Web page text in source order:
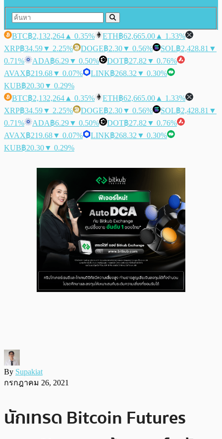
BTC฿2,132,264 ▲ 0.35% ETH฿62,665.00 ▲ 1.33%
XRP฿34.59▼ 2.25% DOGE฿2.30▼ 0.56% SOL฿2,428.81 ▼
0.71%
ADA฿6.29▼ 0.50% DOT฿27.82 ▼ 0.76%
AVAX฿219.68▼ 0.07% LINK฿268.32 ▼ 0.30%
KUB฿20.30▼ 0.29%
BTC฿2,132,264 ▲ 0.35% ETH฿62,665.00 ▲ 1.33%
XRP฿34.59▼ 2.25% DOGE฿2.30▼ 0.56% SOL฿2,428.81 ▼
0.71%
ADA฿6.29▼ 0.50% DOT฿27.82 ▼ 0.76%
AVAX฿219.68▼ 0.07% LINK฿268.32 ▼ 0.30%
KUB฿20.30▼ 0.29%
By Supakiat
กรกฎาคม 26, 2021
นักเทรด Bitcoin Futures